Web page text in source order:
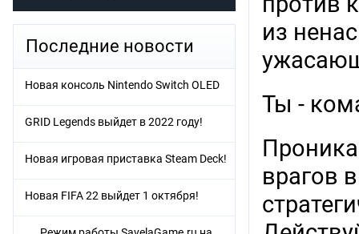
из
Ты -
врагов
Последние новости
Новая консоль Nintendo Switch OLED
GRID Legends выйдет в 2022 году!
Новая игровая приставка Steam Deck!
Новая FIFA 22 выйдет 1 октября!